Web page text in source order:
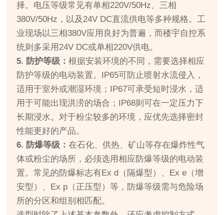
择。电压等级常见有单相220V/50Hz、三相
380V/50Hz，以及24V DC直流供电等多种规格。工
业现场以三相380V应用良好为普遍，而楼宇自控系
统则多采用24V DC或单相220V供电。
5. 防护等级：根据安装环境的不同，需要选择相应
防护等级的电动装置。IP65可防止喷射水流侵入，
适用于室外或潮湿环境；IP67可承受短时浸水，适
用于可能出现洪涝的场合；IP68则可在一定压力下
长期浸水。对于粉尘较多的环境，应优先选择密封
性能更好的产品。
6. 防爆等级：在石化、供热、矿山等存在爆炸性气
体或粉尘的场所，必须选用相应防爆等级的电动装
置。常见的防爆标志有Ex d（隔爆型）、Ex e（增
安型）、Ex p（正压型）等，防爆等级需与危险场
所的分区和组别相匹配。